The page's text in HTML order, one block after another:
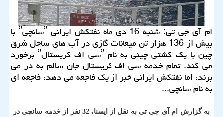
ام آی جی تی: شنبه 16 دی ماه نفتكش ایرانی ˮسانچیˮ با
بیش از 136 هزار تن میعانات گازی در آب های ساحل شرق
چین با یك كشتی چینی به نام ˮسی اف كریستالˮ برخورد
می كند. تمام خدمه سی اف كریستال جان سالم به در می
برند، اما نفتكش ایرانی خبر از یك فاجعه می دهد، فاجعه ای
به نام سانچی...
به گزارش ام آی جی تی به نقل از ایسنا، 32 نفر از خدمه سانچی در